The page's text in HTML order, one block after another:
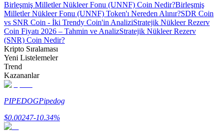
Ticaret stratejileri
Birleşmiş Milletler Nükleer Fonu (UNNF) Coin Nedir?Birleşmiş
Milletler Nükleer Fonu (UNNF) Token'ı Nereden Alınır?SDR Coin
vs SNR Coin - İki Trendy Coin'in AnaliziStratejik Nükleer Rezerv
Coin Fiyatı 2026 – Tahmin ve AnalizStratejik Nükleer Rezerv
(SNR) Coin Nedir?
Kripto Sıralaması
Yeni Listelemeler
Trend
Kazananlar
PIPEDOGPipedog
$0.00247-10.34%